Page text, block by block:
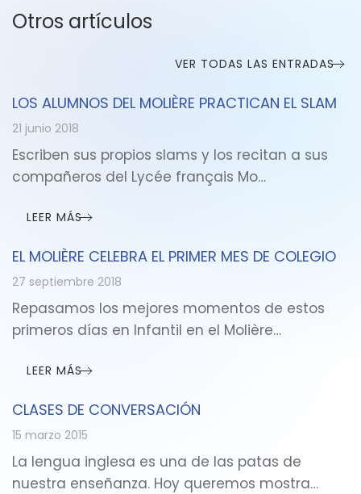
Otros artículos
VER TODAS LAS ENTRADAS
LOS ALUMNOS DEL MOLIÈRE PRACTICAN EL SLAM
21 junio 2018
Escriben sus propios slams y los recitan a sus
compañeros del Lycée français Mo…
LEER MÁS
EL MOLIÈRE CELEBRA EL PRIMER MES DE COLEGIO
27 septiembre 2018
Repasamos los mejores momentos de estos
primeros días en Infantil en el Molière…
LEER MÁS
CLASES DE CONVERSACIÓN
15 marzo 2015
La lengua inglesa es una de las patas de
nuestra enseñanza. Hoy queremos mostra…